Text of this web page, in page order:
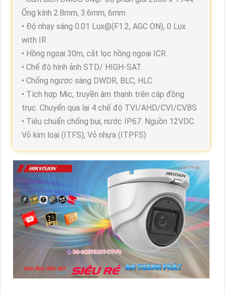
Ống kính 2.8mm, 3.6mm, 6mm
• Độ nhạy sáng 0.01 Lux@(F1.2, AGC ON), 0 Lux
with IR
• Hồng ngoại 30m, cắt lọc hồng ngoại ICR.
• Chế độ hình ảnh STD/ HIGH-SAT.
• Chống ngược sáng DWDR, BLC, HLC
• Tích hợp Mic, truyền âm thanh trên cáp đồng
trục. Chuyển qua lại 4 chế độ TVI/AHD/CVI/CVBS
• Tiêu chuẩn chống bụi, nước IP67. Nguồn 12VDC.
Vỏ kim loại (ITFS), Vỏ nhựa (ITPFS)